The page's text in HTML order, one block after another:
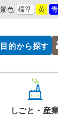
色 標準 黄 青
目的から探す
しごと・産